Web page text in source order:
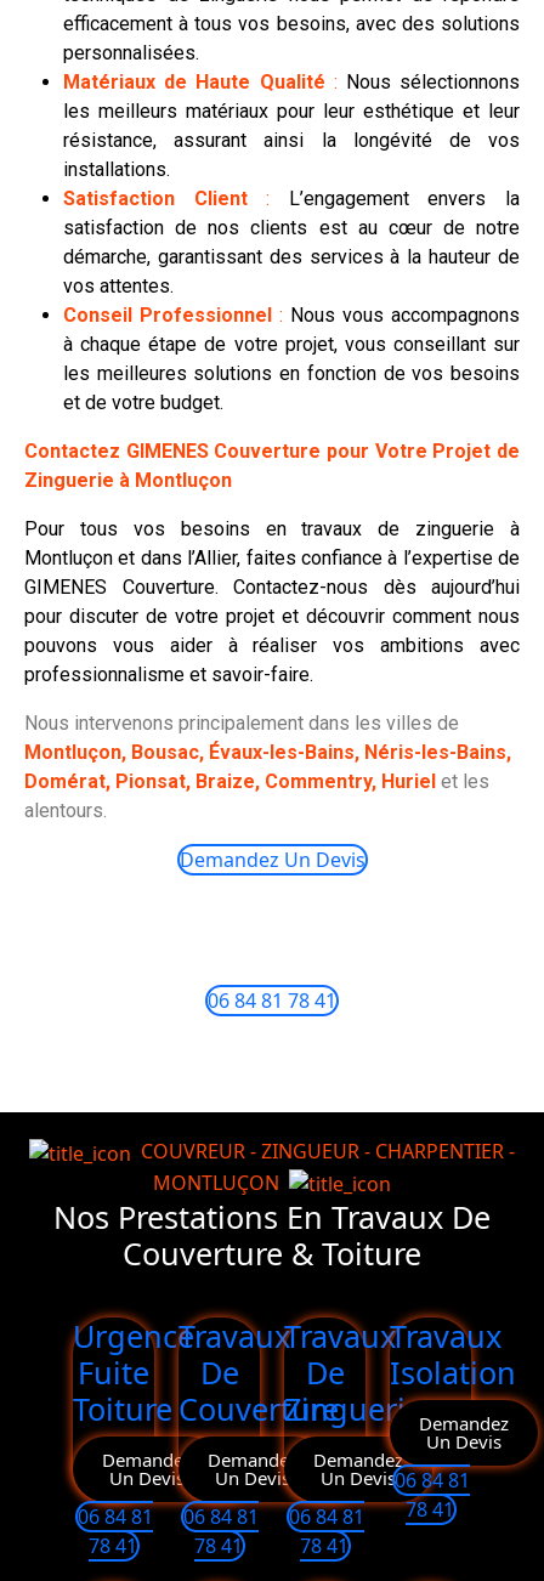
efficacement à tous vos besoins, avec des solutions
personnalisées.
Matériaux de Haute Qualité : Nous sélectionnons
les meilleurs matériaux pour leur esthétique et leur
résistance, assurant ainsi la longévité de vos
installations.
Satisfaction Client: L’engagement envers la
satisfaction de nos clients est au cœur de notre
démarche, garantissant des services à la hauteur de
vos attentes.
Conseil Professionnel : Nous vous accompagnons
à chaque étape de votre projet, vous conseillant sur
les meilleures solutions en fonction de vos besoins
et de votre budget.
Contactez GIMENES Couverture pour Votre Projet de
Zinguerie à Montluçon
Pour tous vos besoins en travaux de zinguerie à
Montluçon et dans l’Allier, faites confiance à l’expertise de
GIMENES Couverture. Contactez-nous dès aujourd’hui
pour discuter de votre projet et découvrir comment nous
pouvons vous aider à réaliser vos ambitions avec
professionnalisme et savoir-faire.
Nous intervenons principalement dans les villes de
Montluçon, Bousac, Évaux-les-Bains, Néris-les-Bains,
Domérat, Pionsat, Braize, Commentry, Huriel et les
alentours.
Demandez Un Devis
06 84 81 78 41
COUVREUR - ZINGUEUR - CHARPENTIER -
MONTLUÇON
Nos Prestations En Travaux De
Couverture & Toiture
Urgence
Fuite
Toiture
Demandez
Un Devis
06 84 81
78 41
Travaux
De
Couverture
Demandez
Un Devis
06 84 81
78 41
Travaux
De
Zinguerie
Demandez
Un Devis
06 84 81
78 41
Travaux
Isolation
Demandez
Un Devis
06 84 81
78 41